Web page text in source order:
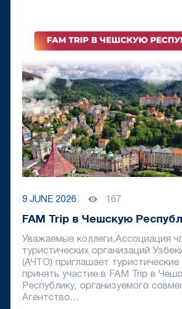
9 JUNE 2026 167
FAM Trip в Чешскую
Уважаемые коллеги,Ассоциация
туристических организаций
(АЧТО) приглашает туристические
принять участие в FAM Trip в
Республику, организуемого
Агентство...